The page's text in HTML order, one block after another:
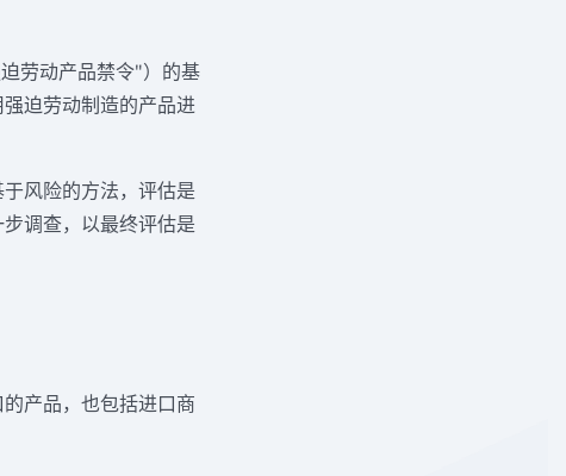
劳动产品禁令"）的基
迫劳动制造的产品进
风险的方法，评估是
调查，以最终评估是
产品，也包括进口商